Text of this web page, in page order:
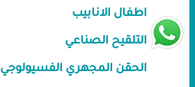
اطفال الانابيب
التلقيح الصناعي
الحقن المجهري الفسيولوجي